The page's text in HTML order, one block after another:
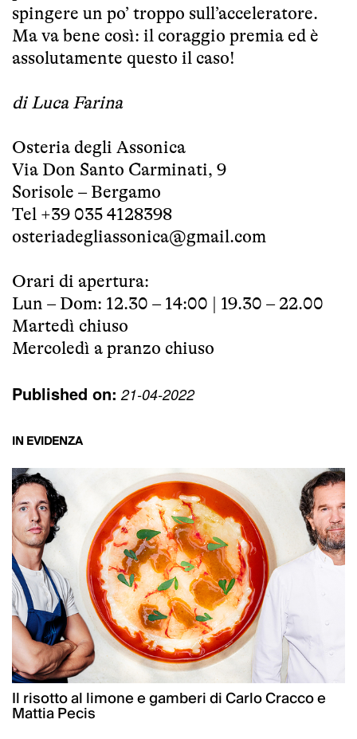
spingere un po’ troppo sull’acceleratore.
Ma va bene così: il coraggio premia ed è
assolutamente questo il caso!
di Luca Farina
Osteria degli Assonica
Via Don Santo Carminati, 9
Sorisole – Bergamo
Tel +39 035 4128398
osteriadegliassonica@gmail.com
Orari di apertura:
Lun – Dom: 12.30 – 14:00 | 19.30 – 22.00
Martedì chiuso
Mercoledì a pranzo chiuso
Published on: 21-04-2022
IN EVIDENZA
Il risotto al limone e gamberi di Carlo Cracco e
Mattia Pecis